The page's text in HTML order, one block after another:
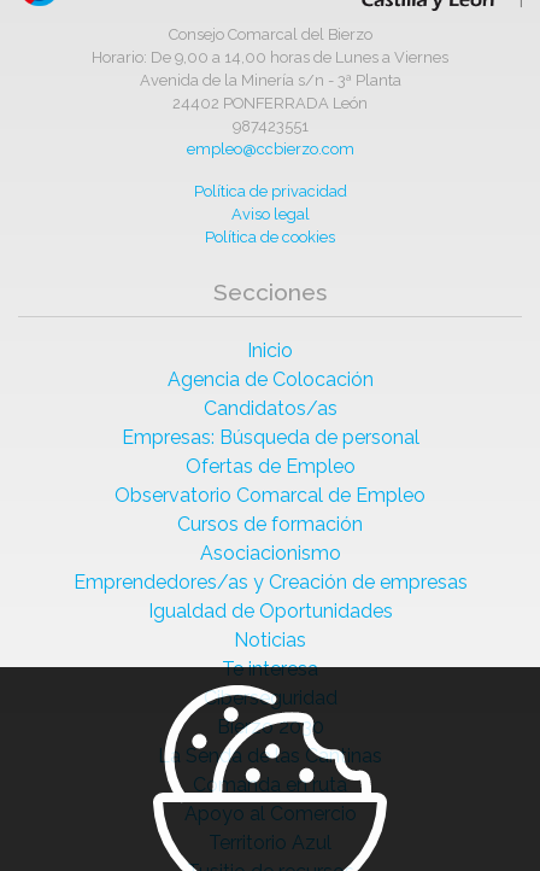
Consejo Comarcal del Bierzo
Horario: De 9,00 a 14,00 horas de Lunes a Viernes
Avenida de la Minería s/n - 3ª Planta
24402 PONFERRADA León
987423551
empleo@ccbierzo.com
Política de privacidad
Aviso legal
Política de cookies
Secciones
Inicio
Agencia de Colocación
Candidatos/as
Empresas: Búsqueda de personal
Ofertas de Empleo
Observatorio Comarcal de Empleo
Cursos de formación
Asociacionismo
Emprendedores/as y Creación de empresas
Igualdad de Oportunidades
Noticias
Te interesa
Ciberseguridad
Bierzo 2030
La Senda de las Cantinas
Comanda en ruta
Apoyo al Comercio
Territorio Azul